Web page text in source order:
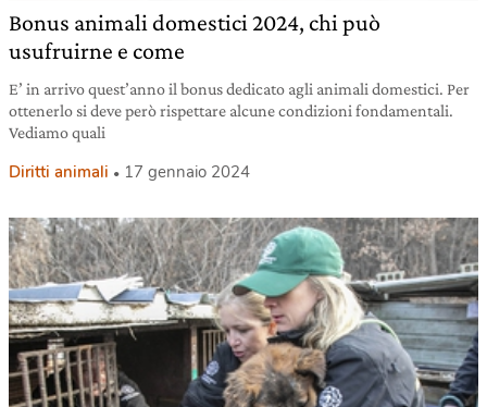
Bonus animali domestici 2024, chi può
usufruirne e come
E’ in arrivo quest’anno il bonus dedicato agli animali domestici. Per
ottenerlo si deve però rispettare alcune condizioni fondamentali.
Vediamo quali
Diritti animali 17 gennaio 2024